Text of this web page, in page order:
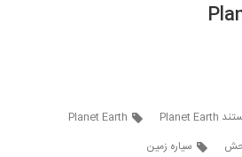
Planet Earth-S2-
Planet Earth
سیاره زمین